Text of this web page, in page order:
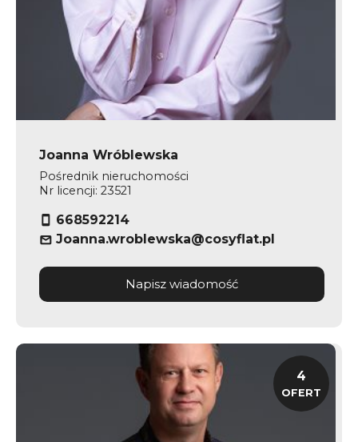
Joanna Wróblewska
Pośrednik nieruchomości
Nr licencji: 23521
668592214
Joanna.wroblewska@cosyflat.pl
Napisz wiadomość
4
OFERT